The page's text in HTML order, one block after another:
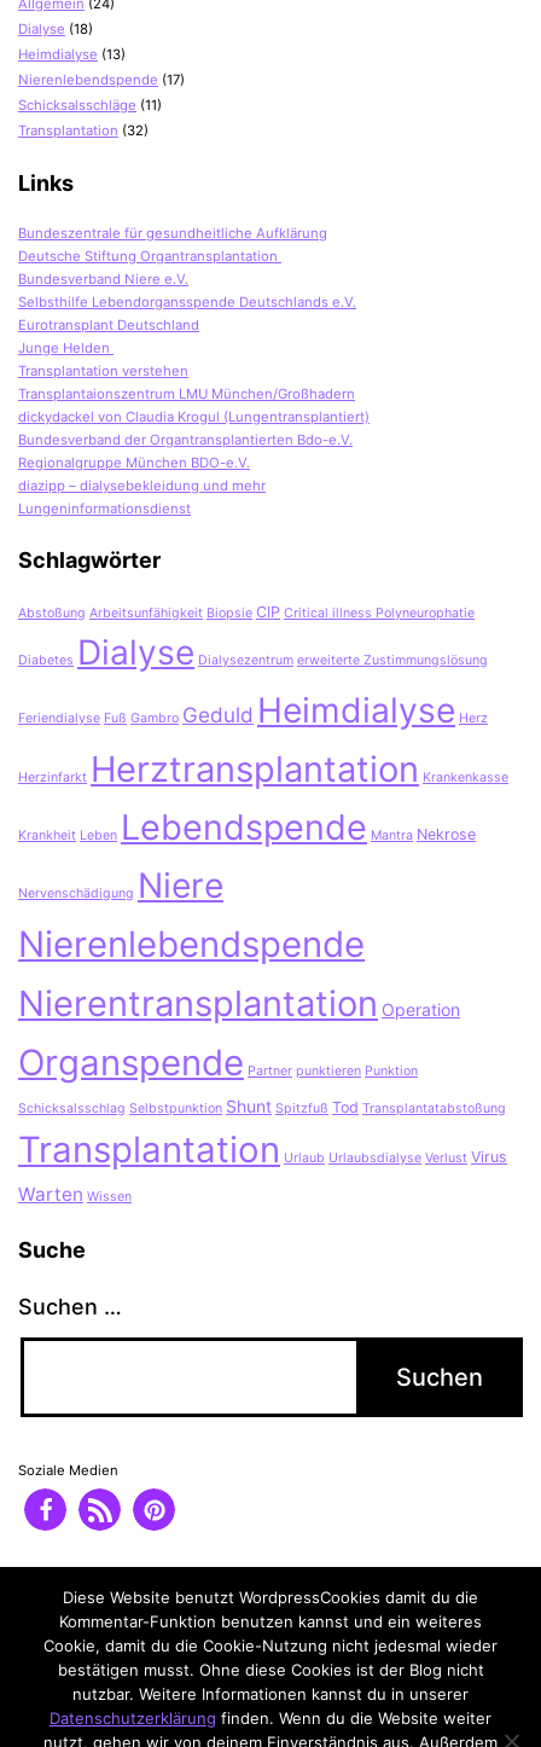
Allgemein (24)
Dialyse (18)
Heimdialyse (13)
Nierenlebendspende (17)
Schicksalsschläge (11)
Transplantation (32)
Links
Bundeszentrale für gesundheitliche Aufklärung
Deutsche Stiftung Organtransplantation
Bundesverband Niere e.V.
Selbsthilfe Lebendorgansspende Deutschlands e.V.
Eurotransplant Deutschland
Junge Helden
Transplantation verstehen
Transplantaionszentrum LMU München/Großhadern
dickydackel von Claudia Krogul (Lungentransplantiert)
Bundesverband der Organtransplantierten Bdo-e.V.
Regionalgruppe München BDO-e.V.
diazipp – dialysebekleidung und mehr
Lungeninformationsdienst
Schlagwörter
Abstoßung Arbeitsunfähigkeit Biopsie CIP Critical illness Polyneurophatie
Diabetes Dialyse Dialysezentrum erweiterte Zustimmungslösung
Feriendialyse Fuß Gambro Geduld Heimdialyse Herz
Herzinfarkt Herztransplantation Krankenkasse
Krankheit Leben Lebendspende Mantra Nekrose
Nervenschädigung Niere
Nierenlebendspende
Nierentransplantation Operation
Organspende Partner punktieren Punktion
Schicksalsschlag Selbstpunktion Shunt Spitzfuß Tod Transplantatabstoßung
Transplantation Urlaub Urlaubsdialyse Verlust Virus
Warten Wissen
Suche
Suchen …
Soziale Medien
Impressum
Datenschutzerklärung
Diese Website benutzt WordpressCookies damit du die
Kommentar-Funktion benutzen kannst und ein weiteres
Cookie, damit du die Cookie-Nutzung nicht jedesmal wieder
bestätigen musst. Ohne diese Cookies ist der Blog nicht
nutzbar. Weitere Informationen kannst du in unserer
Datenschutzerklärung finden. Wenn du die Website weiter
nutzt, gehen wir von deinem Einverständnis aus. Außerdem